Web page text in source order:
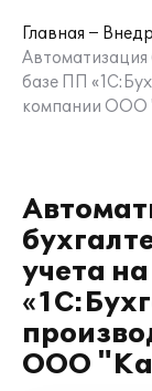
Главная
Автоматизация
базе ПП
компании ООО
учета
ООО